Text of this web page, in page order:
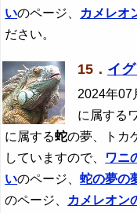
いのページ、 カメレオ
ださい。
15． イ
2024年07
に属する
に属する蛇の夢、トカ
していますので、
ワニ
いのページ、蛇の夢の
のページ、
カメレオン